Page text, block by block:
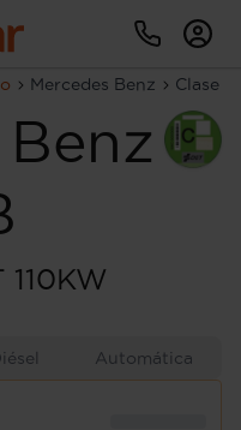
Mercedes Benz Clase
Automática